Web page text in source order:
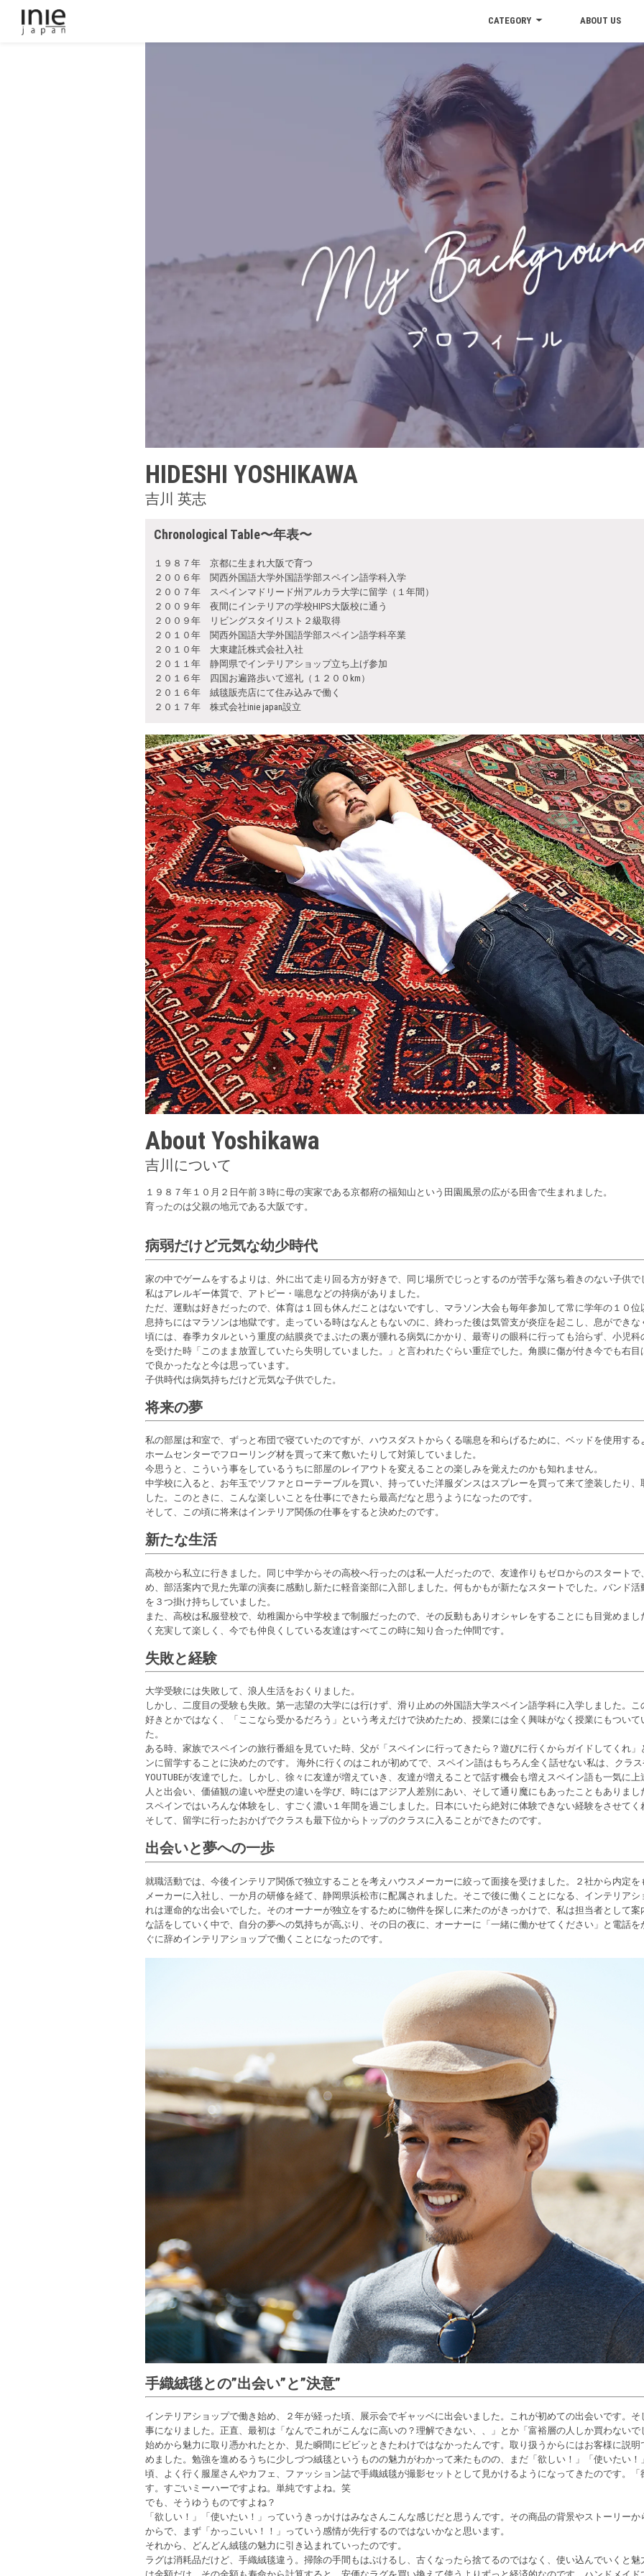
CATEGORY ABOUT US
HIDESHI YOSHIKAWA
吉川 英志
Chronological Table〜年表〜
１９８７年 京都に生まれ大阪で育つ
２００６年 関西外国語大学外国語学部スペイン語学科入学
２００７年 スペインマドリード州アルカラ大学に留学（１年間）
２００９年 夜間にインテリアの学校HIPS大阪校に通う
２００９年 リビングスタイリスト２級取得
２０１０年 関西外国語大学外国語学部スペイン語学科卒業
２０１０年 大東建託株式会社入社
２０１１年 静岡県でインテリアショップ立ち上げ参加
２０１６年 四国お遍路歩いて巡礼（１２００km）
２０１６年 絨毯販売店にて住み込みで働く
２０１７年 株式会社inie japan設立
About Yoshikawa
吉川について
１９８７年１０月２日午前３時に母の実家である京都府の福知山という田園風景の広がる田舎で生まれました。
育ったのは父親の地元である大阪です。
病弱だけど元気な幼少時代
家の中でゲームをするよりは、外に出て走り回る方が好きで、同じ場所でじっとするのが苦手な落ち着きのない子供で
私はアレルギー体質で、アトピー・喘息などの持病がありました。
ただ、運動は好きだったので、体育は１回も休んだことはないですし、マラソン大会も毎年参加して常に学年の１０
息持ちにはマラソンは地獄です。走っている時はなんともないのに、終わった後は気管支が炎症を起こし、息ができ
頃には、春季カタルという重度の結膜炎でまぶたの裏が腫れる病気にかかり、最寄りの眼科に行っても治らず、小児
を受けた時「このまま放置していたら失明していました。」と言われたぐらい重症でした。角膜に傷が付き今でも右
で良かったなと今は思っています。
子供時代は病気持ちだけど元気な子供でした。
将来の夢
私の部屋は和室で、ずっと布団で寝ていたのですが、ハウスダストからくる喘息を和らげるために、ベッドを使用す
ホームセンターでフローリング材を買って来て敷いたりして対策していました。
今思うと、こういう事をしているうちに部屋のレイアウトを変えることの楽しみを覚えたのかも知れません。
中学校に入ると、お年玉でソファとローテーブルを買い、持っていた洋服ダンスはスプレーを買って来て塗装したり
した。このときに、こんな楽しいことを仕事にできたら最高だなと思うようになったのです。
そして、この頃に将来はインテリア関係の仕事をすると決めたのです。
新たな生活
高校から私立に行きました。同じ中学からその高校へ行ったのは私一人だったので、友達作りもゼロからのスタート
め、部活案内で見た先輩の演奏に感動し新たに軽音楽部に入部しました。何もかもが新たなスタートでした。バンド
を３つ掛け持ちしていました。
また、高校は私服登校で、幼稚園から中学校まで制服だったので、その反動もありオシャレをすることにも目覚めま
く充実して楽しく、今でも仲良くしている友達はすべてこの時に知り合った仲間です。
失敗と経験
大学受験には失敗して、浪人生活をおくりました。
しかし、二度目の受験も失敗。第一志望の大学には行けず、滑り止めの外国語大学スペイン語学科に入学しました。
好きとかではなく、「ここなら受かるだろう」という考えだけで決めたため、授業には全く興味がなく授業にもつい
た。
ある時、家族でスペインの旅行番組を見ていた時、父が「スペインに行ってきたら？遊びに行くからガイドしてくれ
ンに留学することに決めたのです。 海外に行くのはこれが初めてで、スペイン語はもちろん全く話せない私は、クラ
YOUTUBEが友達でした。しかし、徐々に友達が増えていき、友達が増えることで話す機会も増えスペイン語も一気に
人と出会い、価値観の違いや歴史の違いを学び、時にはアジア人差別にあい、そして通り魔にもあったこともありま
スペインではいろんな体験をし、すごく濃い１年間を過ごしました。日本にいたら絶対に体験できない経験をさせて
そして、留学に行ったおかげでクラスも最下位からトップのクラスに入ることができたのです。
出会いと夢への一歩
就職活動では、今後インテリア関係で独立することを考えハウスメーカーに絞って面接を受けました。２社から内定
メーカーに入社し、一か月の研修を経て、静岡県浜松市に配属されました。そこで後に働くことになる、インテリア
れは運命的な出会いでした。そのオーナーが独立をするために物件を探しに来たのがきっかけで、私は担当者として
な話をしていく中で、自分の夢への気持ちが高ぶり、その日の夜に、オーナーに「一緒に働かせてください」と電話
ぐに辞めインテリアショップで働くことになったのです。
手織絨毯との”出会い”と”決意”
インテリアショップで働き始め、２年が経った頃、展示会でギャッベに出会いました。これが初めての出会いです。
事になりました。正直、最初は「なんでこれがこんなに高いの？理解できない、、」とか「富裕層の人しか買わない
始めから魅力に取り憑かれたとか、見た瞬間にビビッときたわけではなかったんです。取り扱うからにはお客様に説
めました。勉強を進めるうちに少しづつ絨毯というものの魅力がわかって来たものの、まだ「欲しい！」「使いたい
頃、よく行く服屋さんやカフェ、ファッション誌で手織絨毯が撮影セットとして見かけるようになってきたのです。
す。すごいミーハーですよね。単純ですよね。笑
でも、そうゆうものですよね？
「欲しい！」「使いたい！」っていうきっかけはみなさんこんな感じだと思うんです。その商品の背景やストーリー
からで、まず「かっこいい！！」っていう感情が先行するのではないかなと思います。
それから、どんどん絨毯の魅力に引き込まれていったのです。
ラグは消耗品だけど、手織絨毯違う。掃除の手間もはぶけるし、古くなったら捨てるのではなく、使い込んでいくと